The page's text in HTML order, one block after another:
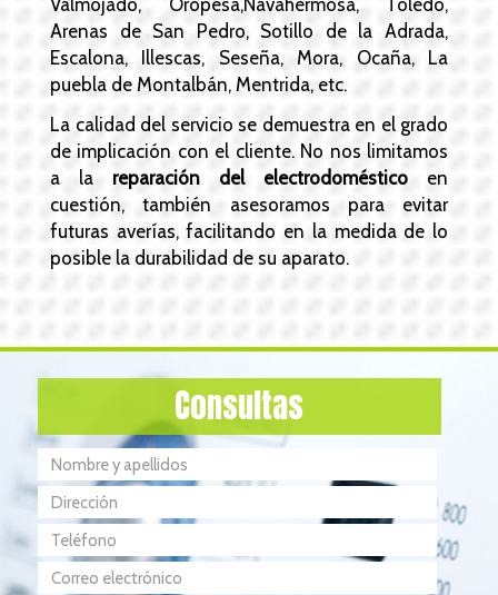
Valmojado, Oropesa,Navahermosa, Toledo,
Arenas de San Pedro, Sotillo de la Adrada,
Escalona, Illescas, Seseña, Mora, Ocaña, La
puebla de Montalbán, Mentrida, etc.
La calidad del servicio se demuestra en el grado
de implicación con el cliente. No nos limitamos
a la reparación del electrodoméstico en
cuestión, también asesoramos para evitar
futuras averías, facilitando en la medida de lo
posible la durabilidad de su aparato.
Consultas